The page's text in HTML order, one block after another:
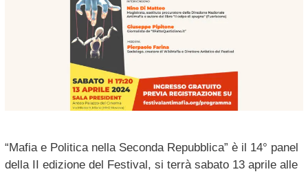
“Mafia e Politica nella Seconda Repubblica” è il 14° panel
della II edizione del Festival, si terrà sabato 13 aprile alle